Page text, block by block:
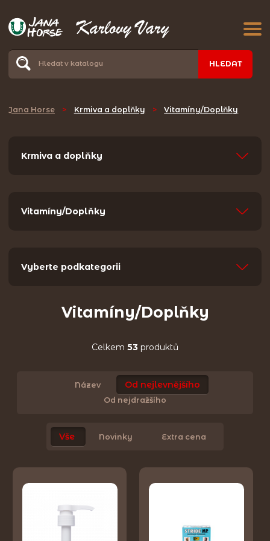
HLEDAT
Jana Horse > Krmiva a doplňky > Vitamíny/Doplňky
Krmiva a doplňky
Vitamíny/Doplňky
Vyberte podkategorii
Vitamíny/Doplňky
Celkem 53 produktů
Název Od nejlevnějšího
Od nejdražšího
Vše Novinky Extra cena